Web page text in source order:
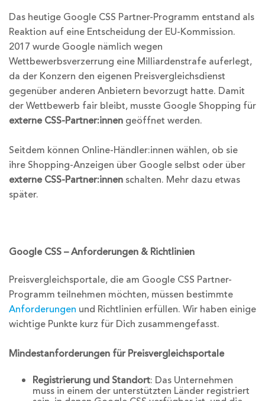
Das heutige Google CSS Partner-Programm entstand als
Reaktion auf eine Entscheidung der EU-Kommission.
2017 wurde Google nämlich wegen
Wettbewerbsverzerrung eine Milliardenstrafe auferlegt,
da der Konzern den eigenen Preisvergleichsdienst
gegenüber anderen Anbietern bevorzugt hatte. Damit
der Wettbewerb fair bleibt, musste Google Shopping für
externe CSS-Partner:innen geöffnet werden.
Seitdem können Online-Händler:innen wählen, ob sie
ihre Shopping-Anzeigen über Google selbst oder über
externe CSS-Partner:innen schalten. Mehr dazu etwas
später.
Google CSS – Anforderungen & Richtlinien
Preisvergleichsportale, die am Google CSS Partner-
Programm teilnehmen möchten, müssen bestimmte
Anforderungen und Richtlinien erfüllen. Wir haben einige
wichtige Punkte kurz für Dich zusammengefasst.
Mindestanforderungen für Preisvergleichsportale
Registrierung und Standort: Das Unternehmen
muss in einem der unterstützten Länder registriert